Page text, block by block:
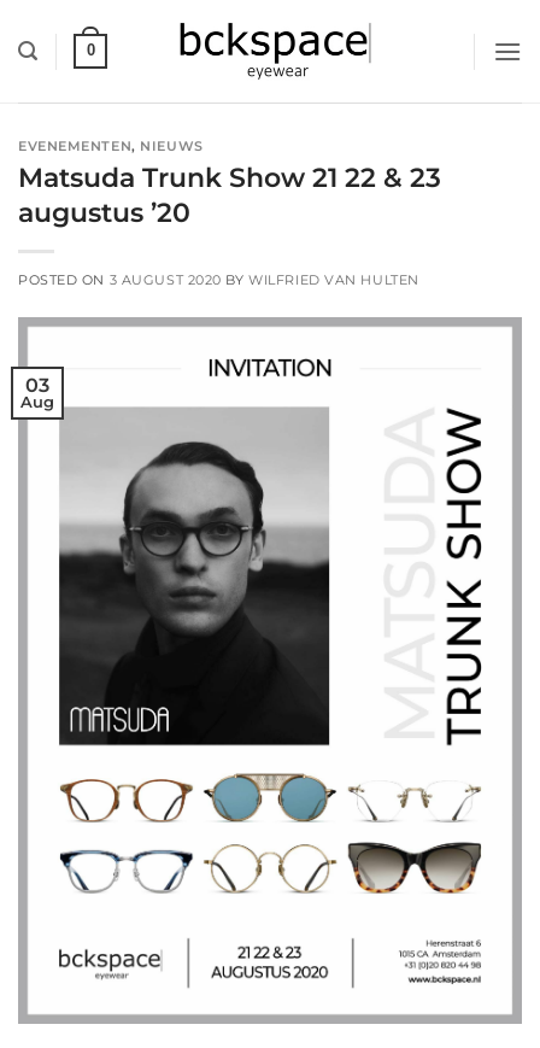
to
content
0
EVENEMENTEN, NIEUWS
Matsuda Trunk Show 21 22 & 23
augustus ’20
POSTED ON 3 AUGUST 2020 BYWILFRIED VAN HULTEN
03
Aug